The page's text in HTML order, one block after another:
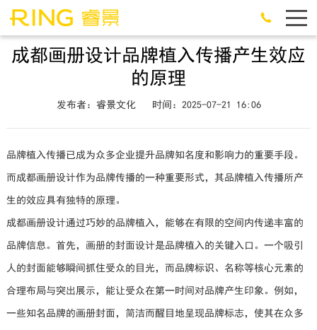
成都画册设计品牌植入传播产生效应
的原理
发布者：睿景文化 时间：2025-07-21 16:06
品牌植入传播已成为众多企业提升品牌知名度和影响力的重要手段。
而成都画册设计作为品牌传播的一种重要形式，其品牌植入传播所产
生的效应具有独特的原理。
成都画册设计通过巧妙的品牌植入，能够在有限的空间内传递丰富的
品牌信息。首先，画册的封面设计是品牌植入的关键入口。一个吸引
人的封面能够瞬间抓住受众的目光，而品牌标识、名称等核心元素的
合理布局与突出展示，能让受众在第一时间对品牌产生印象。例如，
一些知名品牌的画册封面，简洁而醒目地呈现品牌标志，使其在众多